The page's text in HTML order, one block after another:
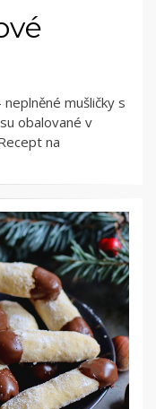
mušličky s
obalované v
na